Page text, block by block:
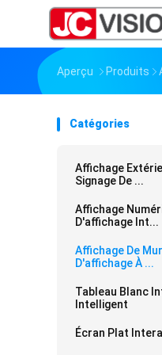
Aperçu Produits
Catégories
Affichage
Signage De ...
Affichage
D'affichage Int...
Affichage De
D'affichage À ...
Tableau Blanc
Intelligent
Écran Plat